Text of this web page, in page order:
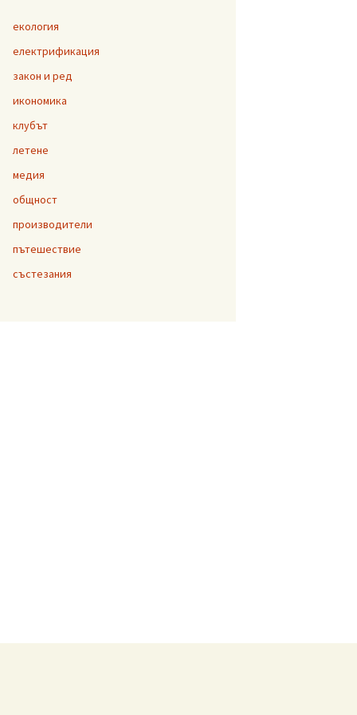
екология
електрификация
закон и ред
икономика
клубът
летене
медия
общност
производители
пътешествие
състезания